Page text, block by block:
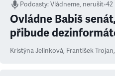
Podcasty:Vládneme, nerušit•42
Ovládne Babiš
přibude
Kristýna Jelínková, František Trojan,